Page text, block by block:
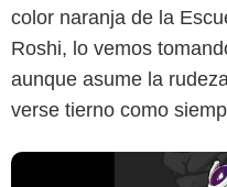
color naranja de la
Roshi, lo vemos
aunque asume la
verse tierno como